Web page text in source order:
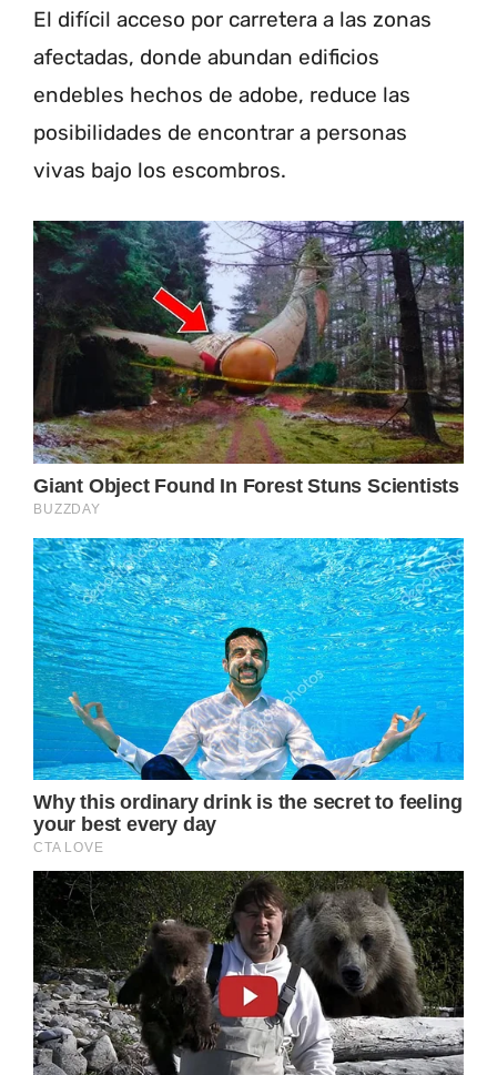
El difícil acceso por carretera a las zonas
afectadas, donde abundan edificios
endebles hechos de adobe, reduce las
posibilidades de encontrar a personas
vivas bajo los escombros.